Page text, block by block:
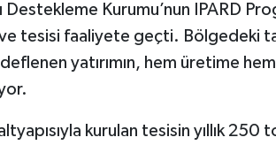
Destekleme Kurumu’nun IPARD
tesisi faaliyete geçti. Bölgedeki
yatırımın, hem üretime
kurulan tesisin yıllık 250